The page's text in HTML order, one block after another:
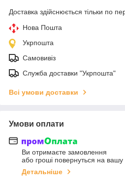
Доставка здійснюється тільки по
Нова Пошта
Укрпошта
Самовивіз
Служба доставки "Укрпошта"
Всі умови доставки
Умови оплати
Ви отримаєте замовлення
або гроші повернуться на вашу
Детальніше